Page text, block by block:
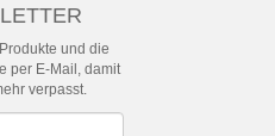
und die
per E-Mail, damit
verpasst.